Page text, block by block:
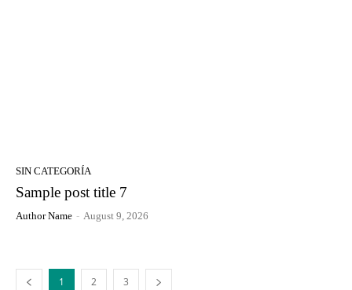
SIN CATEGORÍA
Sample post title 7
Author Name - August 9, 2026
1 2 3